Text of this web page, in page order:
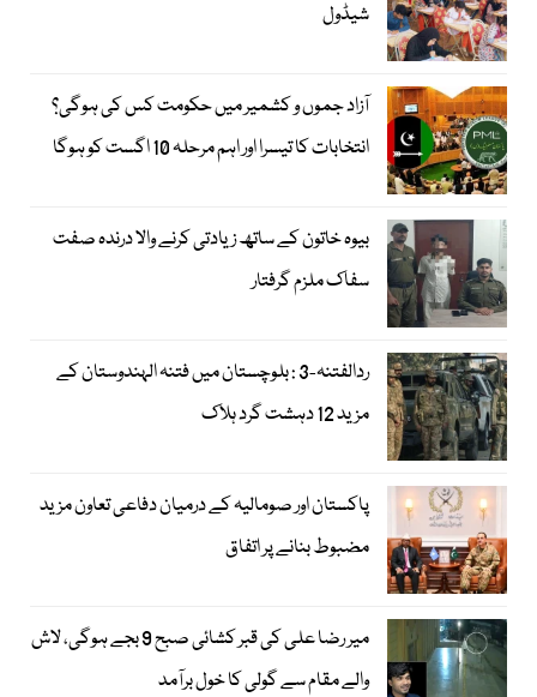
شیڈول
آزاد جموں و کشمیر میں حکومت کس کی ہوگی؟
انتخابات کا تیسرا اور اہم مرحلہ 10 اگست کو ہوگا
بیوہ خاتون کے ساتھ زیادتی کرنے والا درندہ صفت
سفاک ملزم گرفتار
ردالفتنہ-3 : بلوچستان میں فتنہ الہندوستان کے
مزید 12 دہشت گرد ہلاک
پاکستان اور صومالیہ کے درمیان دفاعی تعاون مزید
مضبوط بنانے پر اتفاق
میر رضا علی کی قبر کشائی صبح 9 بجے ہوگی، لاش
والے مقام سے گولی کا خول برآمد